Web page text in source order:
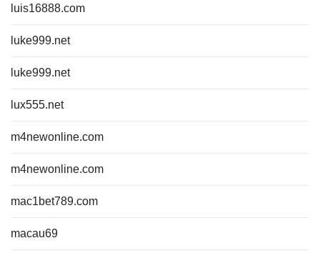
luis16888.com
luke999.net
luke999.net
lux555.net
m4newonline.com
m4newonline.com
mac1bet789.com
macau69